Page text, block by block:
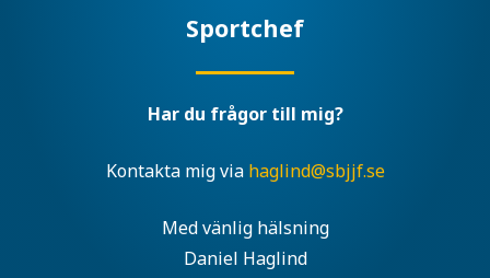
Sportchef
Har du frågor till mig?
Kontakta mig via haglind@sbjjf.se
Med vänlig hälsning
Daniel Haglind